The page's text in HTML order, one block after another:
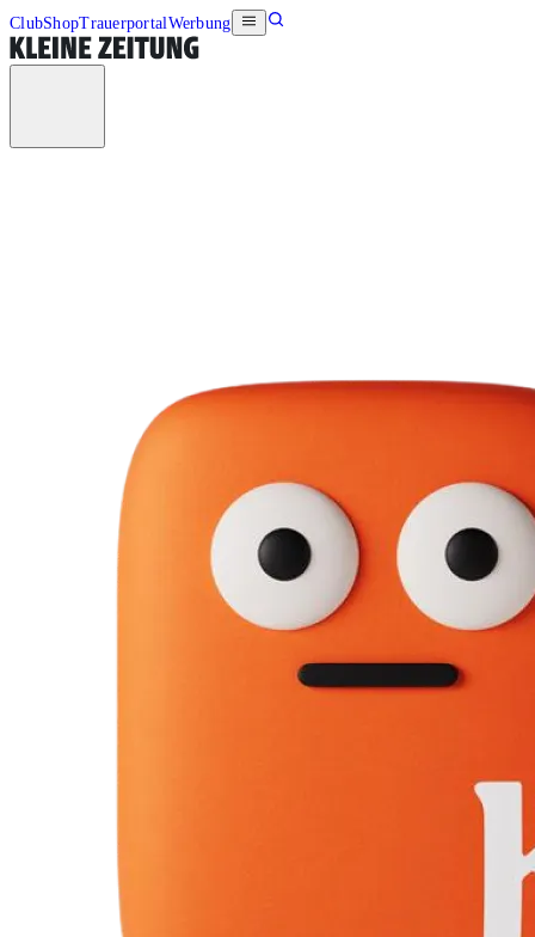
ClubShopTrauerportalWerbung